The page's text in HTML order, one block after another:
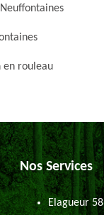
en rouleau
Nos Services
Elagueur 58